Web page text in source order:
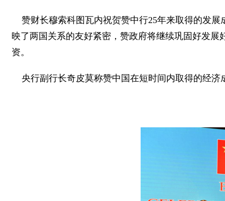
赞财长穆索科图瓦内祝贺赞中行25年来取得的发
映了两国关系的友好紧密，赞政府将继续巩固好发
资。
央行副行长奇皮莫称赞中国在短时间内取得的经